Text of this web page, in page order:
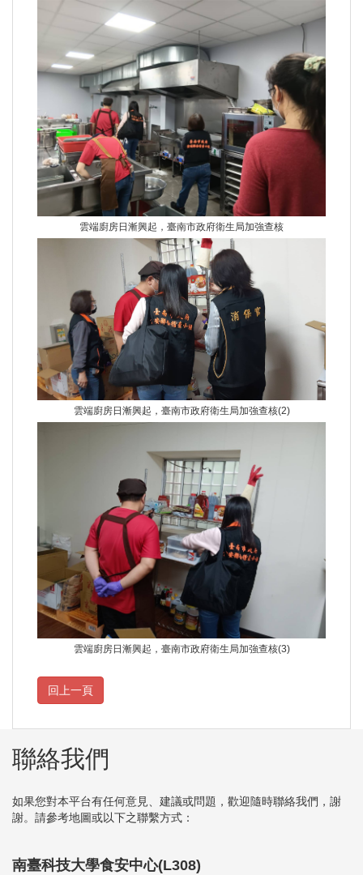
雲端廚房日漸興起，臺南市政府衛生局加強查核
雲端廚房日漸興起，臺南市政府衛生局加強查核(2)
雲端廚房日漸興起，臺南市政府衛生局加強查核(3)
聯絡我們
如果您對本平台有任何意見、建議或問題，歡迎隨時聯絡我們，謝
謝。請參考地圖或以下之聯繫方式：
南臺科技大學食安中心(L308)